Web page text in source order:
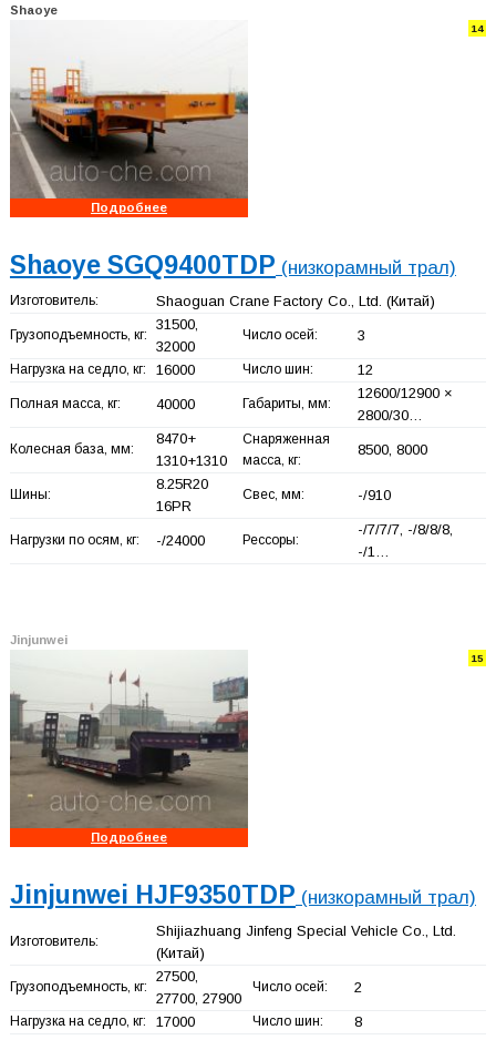
Shaoye
14
Подробнее
Shaoye SGQ9400TDP (низкорамный трал)
Изготовитель: Shaoguan Crane Factory Co., Ltd. (Китай)
Грузоподъемность, кг:
31500,
32000
Число осей: 3
Нагрузка на седло, кг: 16000 Число шин: 12
Полная масса, кг: 40000 Габариты, мм:
12600/12900 ×
2800/30…
Колесная база, мм:
8470+
1310+1310
Снаряженная
масса, кг:
8500, 8000
Шины:
8.25R20
16PR
Свес, мм: -/910
Нагрузки по осям, кг: -/24000 Рессоры:
-/7/7/7, -/8/8/8,
-/1…
Jinjunwei
15
Подробнее
Jinjunwei HJF9350TDP (низкорамный трал)
Изготовитель:
Shijiazhuang Jinfeng Special Vehicle Co., Ltd.
(Китай)
Грузоподъемность, кг:
27500,
27700, 27900
Число осей: 2
Нагрузка на седло, кг: 17000 Число шин:
8